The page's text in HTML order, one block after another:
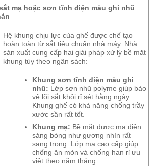
mạ hoặc sơn tĩnh điện màu ghi nhũ
Hệ khung chịu lực của ghế được chế tạo
hoàn toàn từ sắt tiêu chuẩn nhà máy. Nhà
sản xuất cung cấp hai giải pháp xử lý bề mặt
khung tùy theo ngân sách:
Khung sơn tĩnh điện màu ghi
nhũ: Lớp sơn nhũ polyme giúp bảo
vệ lõi sắt khỏi rỉ sét hằng ngày.
Khung ghế có khả năng chống trầy
xước sần rất tốt.
Khung mạ: Bề mặt được mạ điện
sáng bóng như gương nhìn rất
sang trọng. Lớp mạ cao cấp giúp
chống ăn mòn và chống han rỉ ưu
việt theo năm tháng.